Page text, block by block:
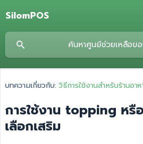
SilomPOS
บทความเกี่ยวกับ: วิธีการใช้งานสำหรับร้านอาห
การใช้งาน topping ห
เลือกเสริม